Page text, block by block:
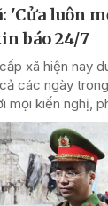
'Cửa luôn
báo 24/7
xã hiện nay
các ngày
mọi kiến nghị,